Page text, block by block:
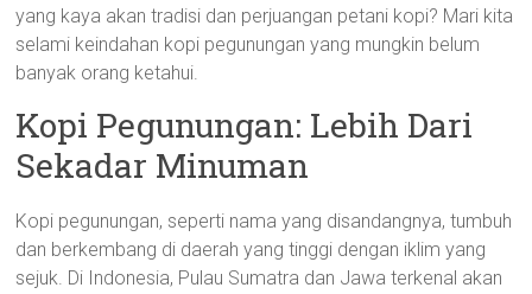
yang kaya akan tradisi dan perjuangan petani kopi? Mari kita
selami keindahan kopi pegunungan yang mungkin belum
banyak orang ketahui.
Kopi Pegunungan: Lebih Dari
Sekadar Minuman
Kopi pegunungan, seperti nama yang disandangnya, tumbuh
dan berkembang di daerah yang tinggi dengan iklim yang
sejuk. Di Indonesia, Pulau Sumatra dan Jawa terkenal akan